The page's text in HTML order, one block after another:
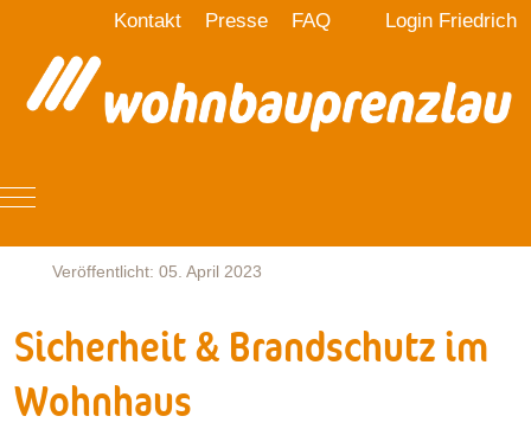
Kontakt Presse FAQ Login Friedrich
Mobile Menu Toggle
Veröffentlicht: 05. April 2023
Sicherheit & Brandschutz im
Wohnhaus